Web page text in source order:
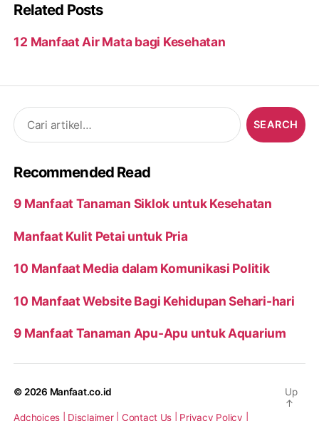
Related Posts
12 Manfaat Air Mata bagi Kesehatan
Search
for:
Recommended Read
9 Manfaat Tanaman Siklok untuk Kesehatan
Manfaat Kulit Petai untuk Pria
10 Manfaat Media dalam Komunikasi Politik
10 Manfaat Website Bagi Kehidupan Sehari-hari
9 Manfaat Tanaman Apu-Apu untuk Aquarium
© 2026 Manfaat.co.id
Adchoices | Disclaimer | Contact Us | Privacy Policy |
Up
↑